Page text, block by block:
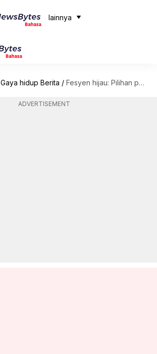
lainnya
Gaya hidup Berita / Fesyen hijau: Pilihan pakaian kasual yang tepat untuk digunakan
ADVERTISEMENT